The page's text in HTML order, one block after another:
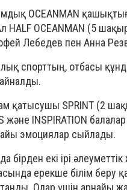
OCEANMAN
HALF OCEANMAN (5
Лебедев пен Анна
спорттың, отбасы
қатысушы SPRINT (2
және INSPIRATION
эмоциялар сыйлады.
бірден екі ірі
ерекше білім беру